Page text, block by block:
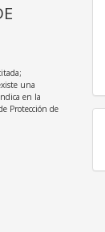
una
en la
Protección de